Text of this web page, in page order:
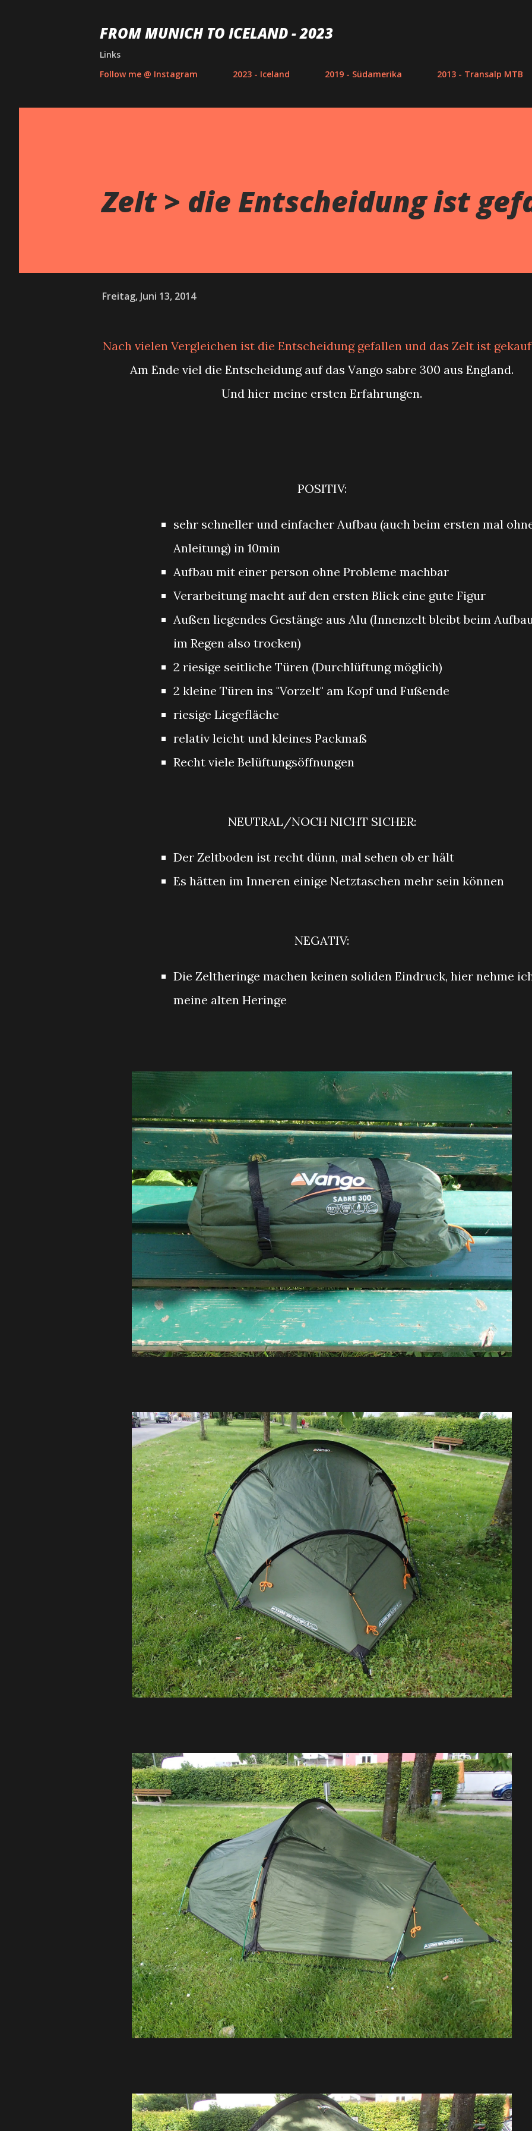
FROM MUNICH TO ICELAND - 2023
Links
Follow me @ Instagram
2023 - Iceland 2019 - Südamerika 2013 - Transalp MTB
Zelt > die Entscheidung ist
Freitag, Juni 13, 2014
Nach vielen Vergleichen ist die Entscheidung gefallen und das Zelt ist
Am Ende viel die Entscheidung auf das Vango sabre 300 aus England.
Und hier meine ersten Erfahrungen.
POSITIV:
sehr schneller und einfacher Aufbau (auch beim ersten mal
Anleitung) in 10min
Aufbau mit einer person ohne Probleme machbar
Verarbeitung macht auf den ersten Blick eine gute Figur
Außen liegendes Gestänge aus Alu (Innenzelt bleibt beim
im Regen also trocken)
2 riesige seitliche Türen (Durchlüftung möglich)
2 kleine Türen ins "Vorzelt" am Kopf und Fußende
riesige Liegefläche
relativ leicht und kleines Packmaß
Recht viele Belüftungsöffnungen
NEUTRAL/NOCH NICHT SICHER:
Der Zeltboden ist recht dünn, mal sehen ob er hält
Es hätten im Inneren einige Netztaschen mehr sein können
NEGATIV:
Die Zeltheringe machen keinen soliden Eindruck, hier nehme
meine alten Heringe